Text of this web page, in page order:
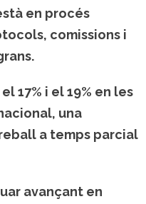
en procés
comissions i
17% i el 19% en les
una
a temps parcial
avançant en